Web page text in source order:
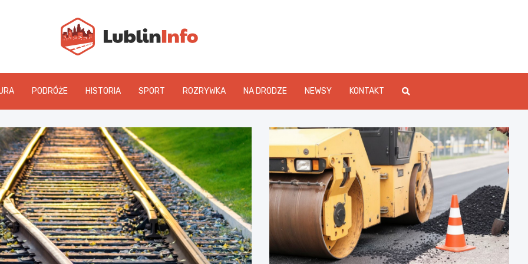
PODRÓŻE HISTORIA SPORT ROZRYWKA NA DRODZE NEWSY KONTAKT